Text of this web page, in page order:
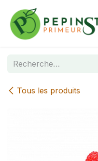
Se rendre au contenu
Tous les produits